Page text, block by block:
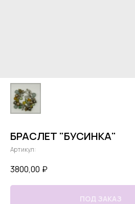
БРАСЛЕТ "БУСИНКА"
Артикул:
3800,00 ₽